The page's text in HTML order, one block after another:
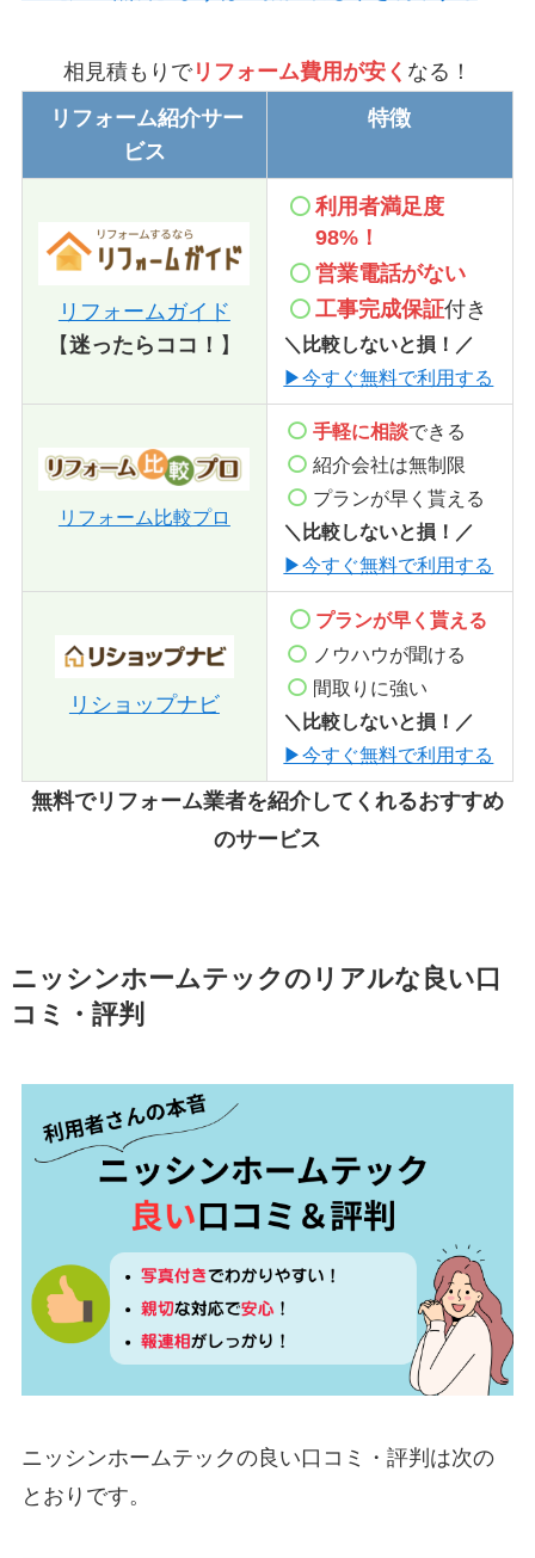
相見積もりでリフォーム費用が安く なる！
リフォーム紹介サー
ビス
特徴
リフォームガイド
【迷ったらココ！ 】
利用者満足度
98%！
営業電話がない
工事完成保証付き
＼比較しないと損！／
▶今すぐ無料で利用する
リフォーム比較プロ
手軽に相談できる
紹介会社は無制限
プランが早く貰える
＼比較しないと損！／
▶今すぐ無料で利用する
リショップナビ
プランが早く貰える
ノウハウが聞ける
間取りに強い
＼比較しないと損！／
▶今すぐ無料で利用する
無料でリフォーム業者を紹介してくれるおすすめ
のサービス
ニッシンホームテックのリアルな良い口
コミ・評判
ニッシンホームテックの良い口コミ・評判は次の
とおりです。